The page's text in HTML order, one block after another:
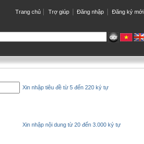
Trang chủ Trợ giúp Đăng nhập Đăng ký mới
Xin nhập tiêu đề từ 5 đến 220 ký tự
Xin nhập nội dung từ 20 đến 3.000 ký tự